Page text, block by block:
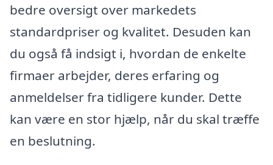
bedre oversigt over markedets
standardpriser og kvalitet. Desuden kan
du også få indsigt i, hvordan de enkelte
firmaer arbejder, deres erfaring og
anmeldelser fra tidligere kunder. Dette
kan være en stor hjælp, når du skal træffe
en beslutning.